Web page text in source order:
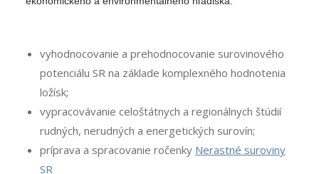
vyhodnocovanie a prehodnocovanie surovinového
potenciálu SR na základe komplexného hodnotenia
ložísk;
vypracovávanie celoštátnych a regionálnych štúdií
rudných, nerudných a energetických surovín;
príprava a spracovanie ročenky Nerastné suroviny
SR